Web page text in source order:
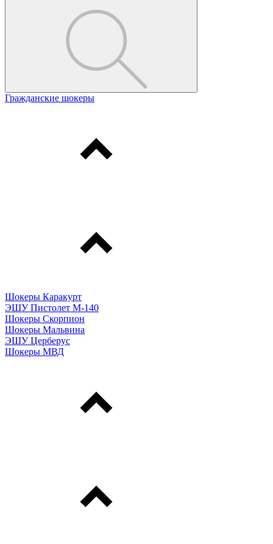
Гражданские шокеры
Шокеры Каракурт
ЭШУ Пистолет М-140
Шокеры Скорпион
Шокеры Мальвина
ЭШУ Церберус
Шокеры МВД